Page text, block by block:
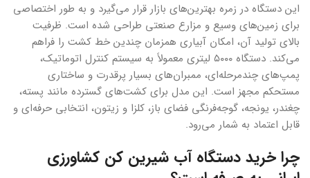
این دستگاه در زمره بهترین‌های بازار قرار می‌گیرد و به طور اختصاصی
برای زمین‌های وسیع و مزارع صنعتی طراحی شده است. ظرفیت
بالای تولید آن، امکان آبیاری همزمان چندین خط کشت را فراهم
می‌کند. دستگاه ۵۰۰۰ لیتری معمولاً به سیستم کنترل اتوماتیک،
پمپ‌های چندمرحله‌ای، ممبران‌های بسیار پرقدرت و ساختاری
مستحکم مجهز است. این مدل برای کشت‌های گسترده مانند پسته،
چغندر، یونجه، گوجه‌فرنگی فضای باز، کلزا و زیتون، انتخابی حرفه‌ای و
قابل اعتماد به شمار می‌رود.
چرا خرید دستگاه آب شیرین کن کشاورزی